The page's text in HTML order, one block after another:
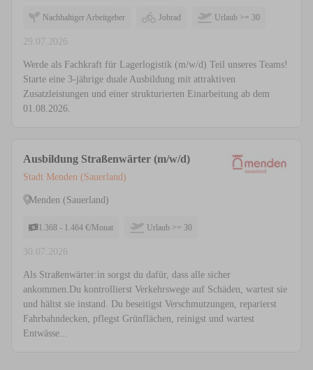
Nachhaltiger Arbeitgeber Jobrad Urlaub >= 30
29.07.2026
Werde als Fachkraft für Lagerlogistik (m/w/d) Teil unseres Teams!
Starte eine 3-jährige duale Ausbildung mit attraktiven
Zusatzleistungen und einer strukturierten Einarbeitung ab dem
01.08.2026.
Ausbildung Straßenwärter (m/w/d)
Stadt Menden (Sauerland)
Menden (Sauerland)
1.368 - 1.464 €/Monat Urlaub >= 30
30.07.2026
Als Straßenwärter:in sorgst du dafür, dass alle sicher
ankommen.Du kontrollierst Verkehrswege auf Schäden, wartest sie
und hältst sie instand. Du beseitigst Verschmutzungen, reparierst
Fahrbahndecken, pflegst Grünflächen, reinigst und wartest
Entwässe...